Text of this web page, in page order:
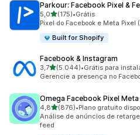
Parkour: Facebook Pixel &
5,0de 5 estrelas
(175)
175 avaliações ao todo
•Grátis
Pixel do Facebook e Meta Pixel
Built for Shopify
Facebook & Instagram
3,7de 5 estrelas
(5.044)
5044 avaliações ao todo
•Grátis para
Gerencie a presença no
Omega Facebook Pixel Meta
4,8de 5 estrelas
(876)
876 avaliações ao todo
•Plano gratuito
Análise de anúncios de
feed